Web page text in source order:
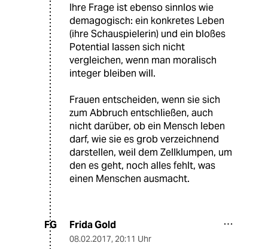
Ihre Frage ist ebenso sinnlos wie
demagogisch: ein konkretes Leben
(ihre Schauspielerin) und ein bloßes
Potential lassen sich nicht
vergleichen, wenn man moralisch
integer bleiben will.
Frauen entscheiden, wenn sie sich
zum Abbruch entschließen, auch
nicht darüber, ob ein Mensch leben
darf, wie sie es grob verzeichnend
darstellen, weil dem Zellklumpen, um
den es geht, noch alles fehlt, was
einen Menschen ausmacht.
FG Frida Gold
08.02.2017, 20:11 Uhr